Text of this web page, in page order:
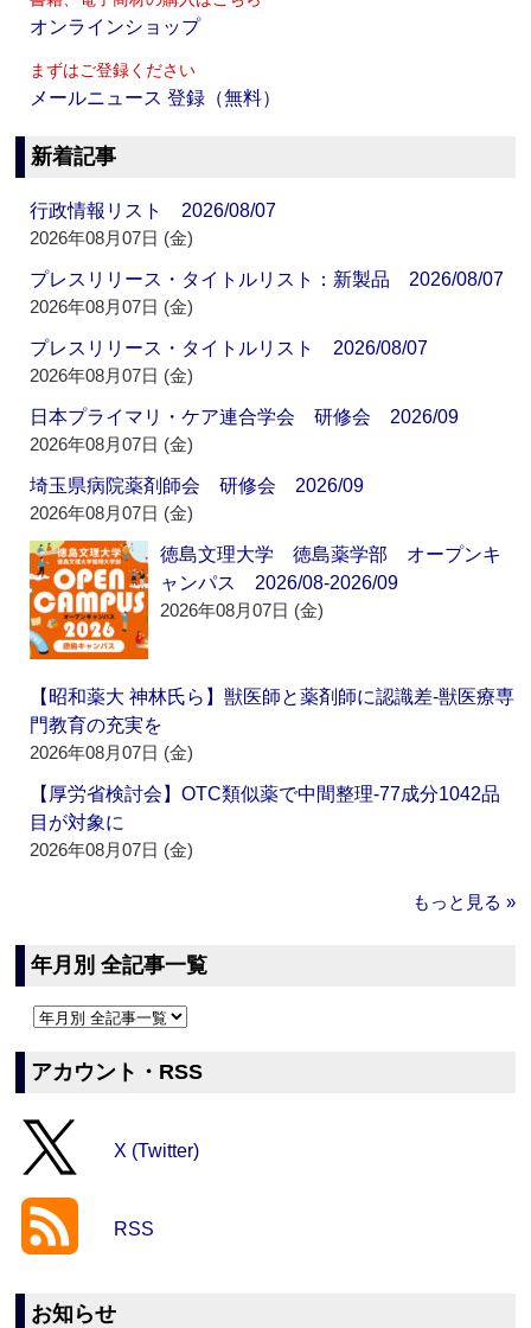
オンラインショップ
まずはご登録ください
メールニュース 登録（無料）
新着記事
行政情報リスト 2026/08/07
2026年08月07日 (金)
プレスリリース・タイトルリスト：新製品 2026/08/07
2026年08月07日 (金)
プレスリリース・タイトルリスト 2026/08/07
2026年08月07日 (金)
日本プライマリ・ケア連合学会 研修会 2026/09
2026年08月07日 (金)
埼玉県病院薬剤師会 研修会 2026/09
2026年08月07日 (金)
徳島文理大学 徳島薬学部 オープンキ
ャンパス 2026/08-2026/09
2026年08月07日 (金)
【昭和薬大 神林氏ら】獣医師と薬剤師に認識差‐獣医療専
門教育の充実を
2026年08月07日 (金)
【厚労省検討会】OTC類似薬で中間整理‐77成分1042品
目が対象に
2026年08月07日 (金)
もっと見る »
年月別 全記事一覧
アカウント・RSS
X (Twitter)
RSS
お知らせ